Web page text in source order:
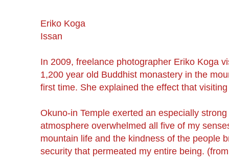
Eriko Koga
Issan
In 2009, freelance photographer Eriko Koga
1,200 year old Buddhist monastery in the
first time. She explained the effect that
Okuno-in Temple exerted an especially
atmosphere overwhelmed all five of my
mountain life and the kindness of the people
security that permeated my entire being.